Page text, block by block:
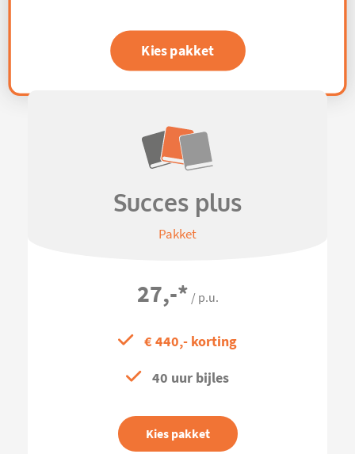
Kies pakket
Succes plus
Pakket
27,-* / p.u.
€ 440,- korting
40 uur bijles
Kies pakket